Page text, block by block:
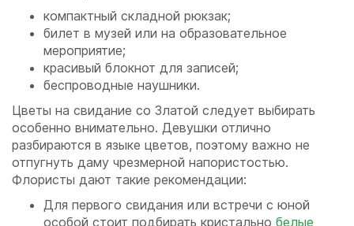
компактный складной рюкзак;
билет в музей или на образовательное
мероприятие;
красивый блокнот для записей;
беспроводные наушники.
Цветы на свидание со Златой следует выбирать
особенно внимательно. Девушки отлично
разбираются в языке цветов, поэтому важно не
отпугнуть даму чрезмерной напористостью.
Флористы дают такие рекомендации:
Для первого свидания или встречи с юной
особой стоит подбирать кристально белые